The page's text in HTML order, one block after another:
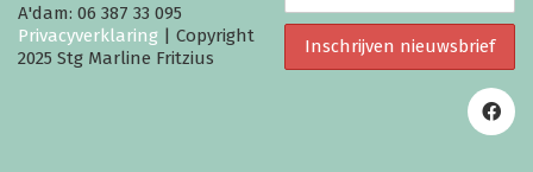
A'dam: 06 387 33 095
Privacyverklaring | Copyright
2025 Stg Marline Fritzius